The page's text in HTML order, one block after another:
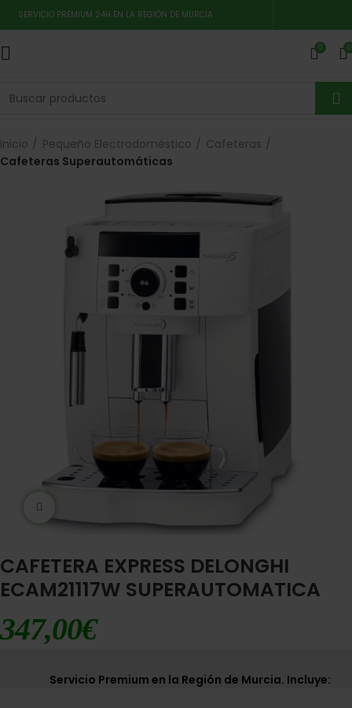
SERVICIO PREMIUM 24H EN LA REGIÓN DE MURCIA
0 0
Inicio Pequeño Electrodoméstico
Cafeteras
Cafeteras Superautomáticas
CAFETERA EXPRESS DELONGHI
ECAM21117W SUPERAUTOMATICA
347,00€
Servicio Premium en la Región de Murcia. Incluye: